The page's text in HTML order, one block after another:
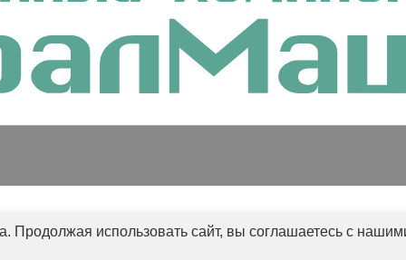
использовать сайт, вы соглашаетесь с